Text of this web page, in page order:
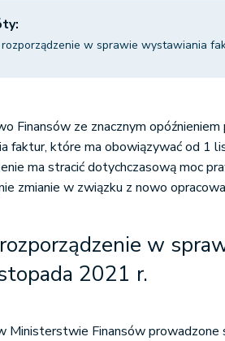
w sprawie wystawiania
Finansów ze znacznym
faktur, które ma obowiązywać od 1
ma stracić dotychczasową moc
zmianie w związku z nowo
w
2021 r.
Ministerstwie Finansów prowadzone